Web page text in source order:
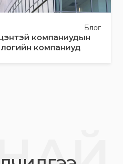
Блог
компаниудын
компаниуд